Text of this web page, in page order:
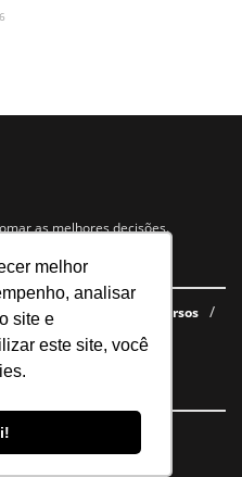
melhor
analisar
site e
este site, você
as melhores decisões.
E-books gratuitos
Cursos